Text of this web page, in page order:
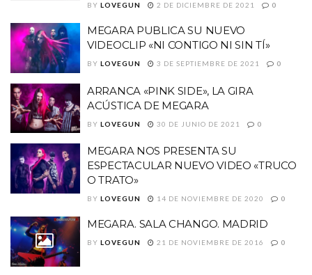
BY LOVEGUN 2 DE DICIEMBRE DE 2021 0
MEGARA PUBLICA SU NUEVO
VIDEOCLIP «NI CONTIGO NI SIN TÍ»
BY LOVEGUN 3 DE SEPTIEMBRE DE 2021 0
ARRANCA «PINK SIDE», LA GIRA
ACÚSTICA DE MEGARA
BY LOVEGUN 30 DE JUNIO DE 2021 0
MEGARA NOS PRESENTA SU
ESPECTACULAR NUEVO VIDEO «TRUCO
O TRATO»
BY LOVEGUN 14 DE NOVIEMBRE DE 2020 0
MEGARA. SALA CHANGO. MADRID
BY LOVEGUN 21 DE NOVIEMBRE DE 2016 0